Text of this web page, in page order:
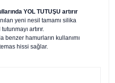
YOL TUTUŞU artırır
yeni nesil tamamı silika
artırır.
benzer hamurların kullanımı
hissi sağlar.